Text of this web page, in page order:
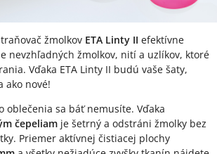
žmolkov ETA Linty II efektívne
nevzhľadných žmolkov, nití a uzlíkov, ktoré
Vďaka ETA Linty II budú vaše šaty,
ako nové!
oblečenia sa báť nemusíte. Vďaka
čepeliam je šetrný a odstráni žmolky bez
Priemer aktívnej čistiacej plochy